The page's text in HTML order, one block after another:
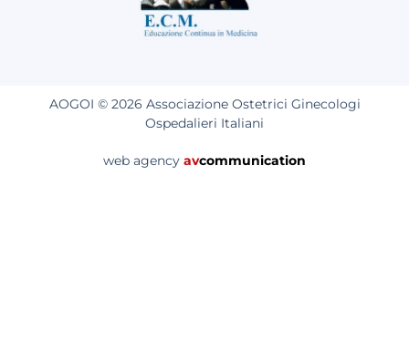
AOGOI © 2026 Associazione Ostetrici Ginecologi
Ospedalieri Italiani
web agency avcommunication